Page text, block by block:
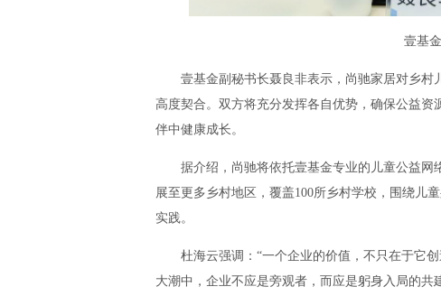
壹基
壹基金副秘书长聂良非表示，尚驰家居对乡村
高度契合。双方将充分发挥各自优势，确保公益
伴中健康成长。
据介绍，尚驰将依托壹基金专业的儿童公益
展至更多乡村地区，覆盖100所乡村学校，围绕儿
实践。
杜海云强调：“一个企业的价值，不只在于它
大潮中，企业不应是旁观者，而应是躬身入局的